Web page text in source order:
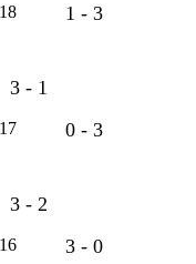
1 - 3
3 - 1
0 - 3
3 - 2
3 - 0